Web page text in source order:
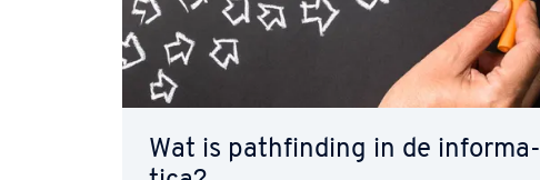
Wat is pa­thfin­ding in de in­for­ma­